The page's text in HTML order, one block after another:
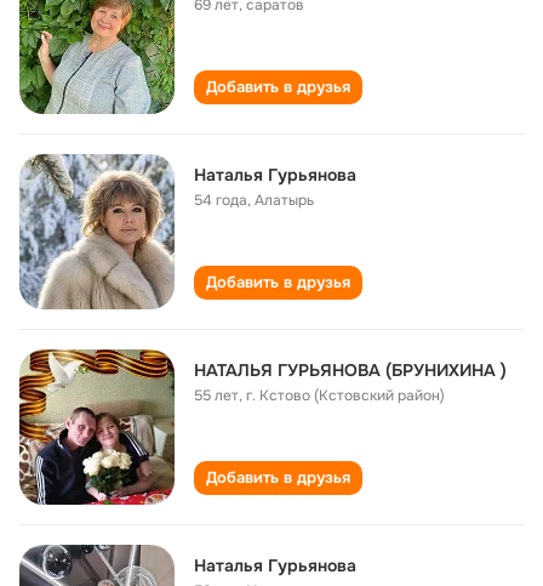
69 лет,саратов
Добавить в друзья
Наталья Гурьянова
54 года,Алатырь
Добавить в друзья
НАТАЛЬЯ ГУРЬЯНОВА (БРУНИХИНА )
55 лет,г. Кстово (Кстовский район)
Добавить в друзья
Наталья Гурьянова